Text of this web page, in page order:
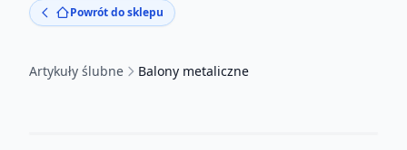
Powrót do sklepu
Artykuły ślubne Balony metaliczne